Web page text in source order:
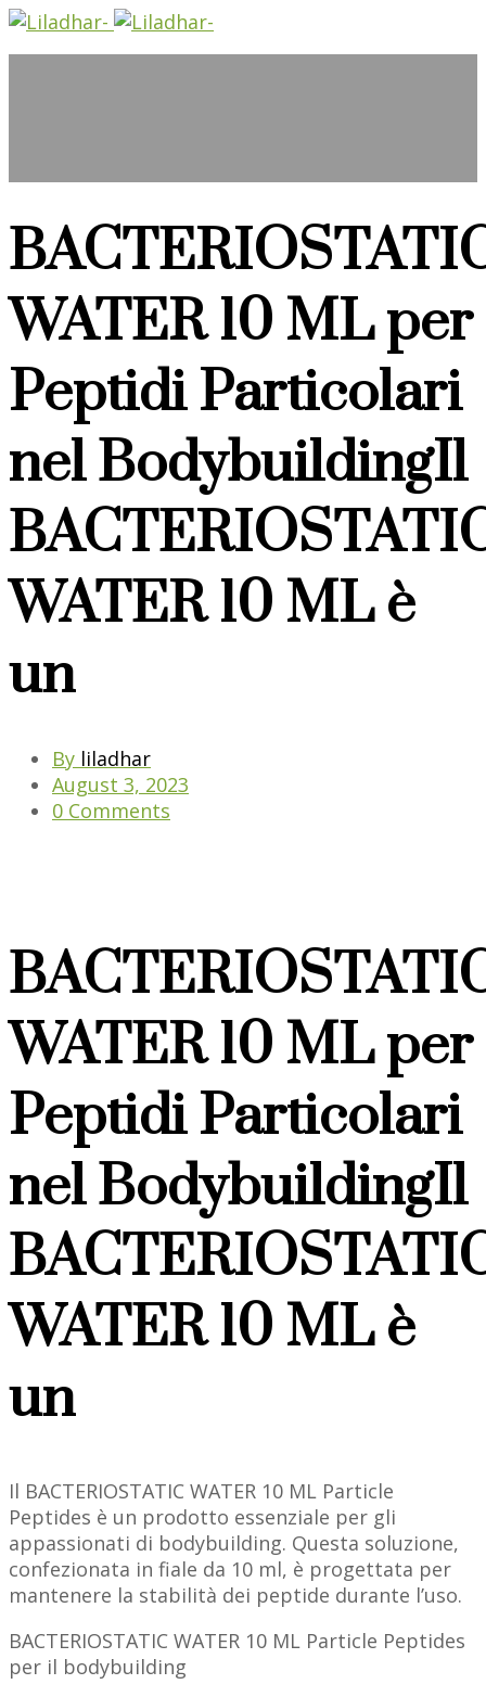
WATER 10 ML per
Peptidi Particolari
nel BodybuildingIl
WATER 10 ML è
un
By liladhar
August 3, 2023
0 Comments
WATER 10 ML per
Peptidi Particolari
nel BodybuildingIl
WATER 10 ML è
un
Il BACTERIOSTATIC WATER 10 ML Particle
Peptides è un prodotto essenziale per gli
appassionati di bodybuilding. Questa soluzione,
confezionata in fiale da 10 ml, è progettata per
mantenere la stabilità dei peptide durante l’uso.
BACTERIOSTATIC WATER 10 ML Particle Peptides
per il bodybuilding